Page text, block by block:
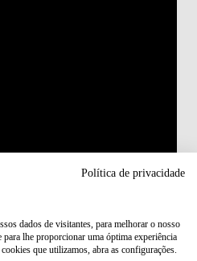
Política de privacidade
dados de visitantes, para melhorar o nosso
lhe proporcionar uma óptima experiência
que utilizamos, abra as configurações.